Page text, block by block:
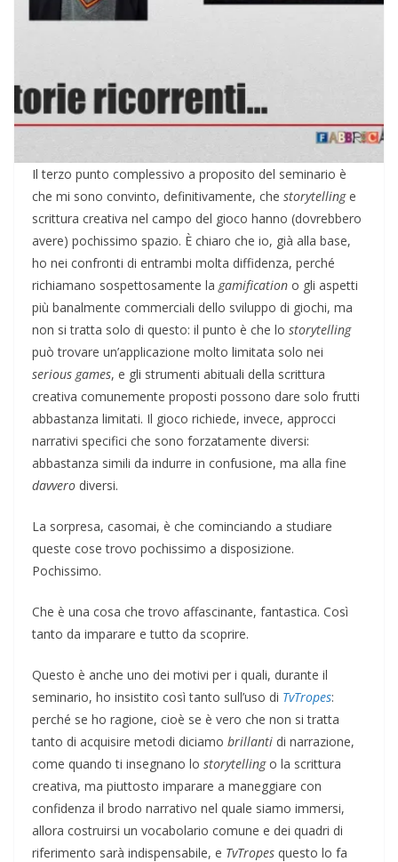
Il terzo punto complessivo a proposito del seminario è
che mi sono convinto, definitivamente, che storytellinge
scrittura creativa nel campo del gioco hanno (dovrebbero
avere) pochissimo spazio. È chiaro che io, già alla base,
ho nei confronti di entrambi molta diffidenza, perché
richiamano sospettosamente la gamification o gli aspetti
più banalmente commerciali dello sviluppo di giochi, ma
non si tratta solo di questo: il punto è che lo storytelling
può trovare un’applicazione molto limitata solo nei
serious games, e gli strumenti abituali della scrittura
creativa comunemente proposti possono dare solo frutti
abbastanza limitati. Il gioco richiede, invece, approcci
narrativi specifici che sono forzatamente diversi:
abbastanza simili da indurre in confusione, ma alla fine
davvero diversi.
La sorpresa, casomai, è che cominciando a studiare
queste cose trovo pochissimo a disposizione.
Pochissimo.
Che è una cosa che trovo affascinante, fantastica. Così
tanto da imparare e tutto da scoprire.
Questo è anche uno dei motivi per i quali, durante il
seminario, ho insistito così tanto sull’uso di TvTropes:
perché se ho ragione, cioè se è vero che non si tratta
tanto di acquisire metodi diciamo brillanti di narrazione,
come quando ti insegnano lo storytellingo la scrittura
creativa, ma piuttosto imparare a maneggiare con
confidenza il brodo narrativo nel quale siamo immersi,
allora costruirsi un vocabolario comune e dei quadri di
riferimento sarà indispensabile, e TvTropes questo lo fa